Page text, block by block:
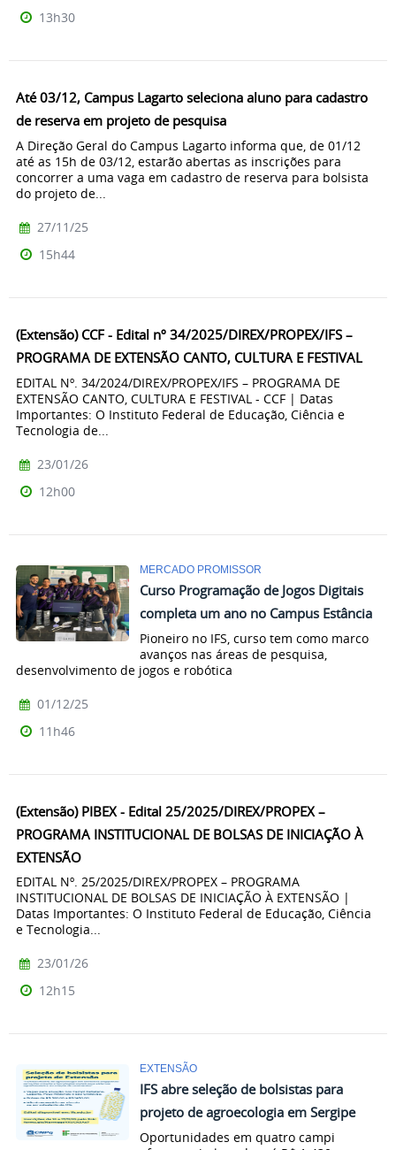
13h30
Até 03/12, Campus Lagarto seleciona aluno para cadastro
de reserva em projeto de pesquisa
A Direção Geral do Campus Lagarto informa que, de 01/12
até as 15h de 03/12, estarão abertas as inscrições para
concorrer a uma vaga em cadastro de reserva para bolsista
do projeto de...
27/11/25
15h44
(Extensão) CCF - Edital nº 34/2025/DIREX/PROPEX/IFS –
PROGRAMA DE EXTENSÃO CANTO, CULTURA E FESTIVAL
EDITAL Nº. 34/2024/DIREX/PROPEX/IFS – PROGRAMA DE
EXTENSÃO CANTO, CULTURA E FESTIVAL - CCF | Datas
Importantes: O Instituto Federal de Educação, Ciência e
Tecnologia de...
23/01/26
12h00
MERCADO PROMISSOR
Curso Programação de Jogos Digitais
completa um ano no Campus Estância
Pioneiro no IFS, curso tem como marco
avanços nas áreas de pesquisa,
desenvolvimento de jogos e robótica
01/12/25
11h46
(Extensão) PIBEX - Edital 25/2025/DIREX/PROPEX –
PROGRAMA INSTITUCIONAL DE BOLSAS DE INICIAÇÃO À
EXTENSÃO
EDITAL Nº. 25/2025/DIREX/PROPEX – PROGRAMA
INSTITUCIONAL DE BOLSAS DE INICIAÇÃO À EXTENSÃO |
Datas Importantes: O Instituto Federal de Educação, Ciência
e Tecnologia...
23/01/26
12h15
EXTENSÃO
IFS abre seleção de bolsistas para
projeto de agroecologia em Sergipe
Oportunidades em quatro campi